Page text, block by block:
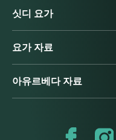
싯디 요가
요가 자료
아유르베다 자료